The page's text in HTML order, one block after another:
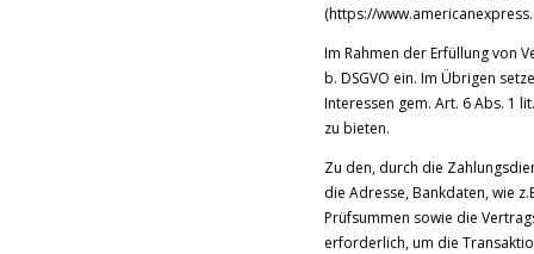
(https://
Im Rahmen der Erfüllung von
b. DSGVO ein. Im Übrigen
Interessen gem. Art. 6 Abs. 1
zu bieten.
Zu den, durch die
die Adresse, Bankdaten, wie
Prüfsummen sowie die
erforderlich, um die